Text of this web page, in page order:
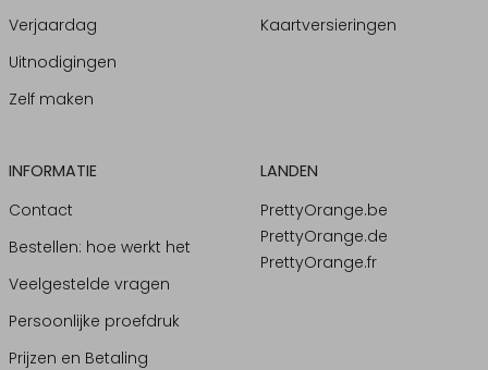
Verjaardag
Uitnodigingen
Zelf maken
Kaartversieringen
INFORMATIE
Contact
Bestellen: hoe werkt het
Veelgestelde vragen
Persoonlijke proefdruk
Prijzen en Betaling
LANDEN
PrettyOrange.be
PrettyOrange.de
PrettyOrange.fr